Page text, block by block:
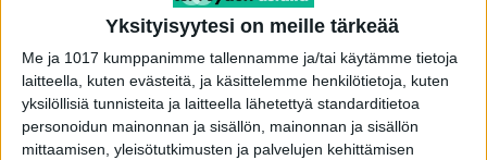
Yksityisyytesi on meille tärkeää
Me ja 1017 kumppanimme tallennamme ja/tai käytämme tietoja
laitteella, kuten evästeitä, ja käsittelemme henkilötietoja, kuten
yksilöllisiä tunnisteita ja laitteella lähetettyä standarditietoa
personoidun mainonnan ja sisällön, mainonnan ja sisällön
mittaamisen, yleisötutkimusten ja palvelujen kehittämisen
Seuraukset voivat Genazzanin mukaan näin
ollen olla terveydelle epäsuotuisia. Professori
haastaakin tiedeyhteisöä ja lääkäreitä tutkimaan
hormonikorvaushoitojen lisäksi myös muita
vaihtoehtoja.